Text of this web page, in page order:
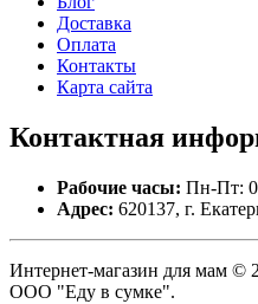
Доставка
Оплата
Контакты
Карта сайта
Контактная
Рабочие часы: Пн-Пт:
Адрес: 620137, г.
Интернет-магазин для мам ©
ООО "Еду в сумке".